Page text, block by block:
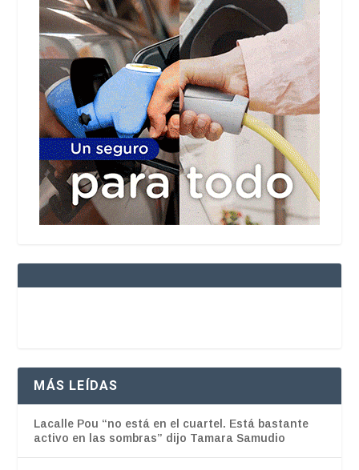
MÁS LEÍDAS
Lacalle Pou “no está en el cuartel. Está bastante
activo en las sombras” dijo Tamara Samudio